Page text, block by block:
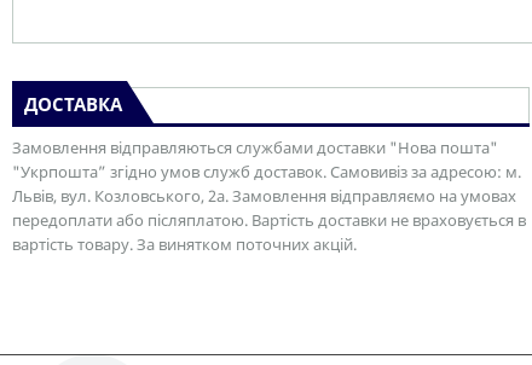
ДОСТАВКА
Замовлення відправляються службами доставки "Нова пошта"
"Укрпошта” згідно умов служб доставок. Самовивіз за адресою: м.
Львів, вул. Козловського, 2а. Замовлення відправляємо на умовах
передоплати або післяплатою. Вартість доставки не враховується в
вартість товару. За винятком поточних акцій.